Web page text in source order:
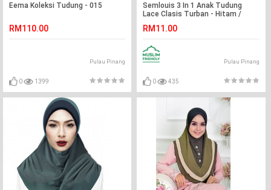
Eema Koleksi Tudung - 015
RM110.00
Pulau Pinang
0 1399
Semlouis 3 In 1 Anak Tudung
Lace Clasis Turban - Hitam /
RM11.00
Pulau Pinang
0 435